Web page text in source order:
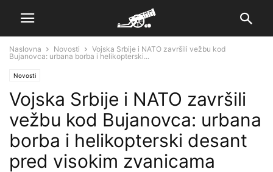
Naslovna Novosti
Vojska Srbije i NATO završili vežbu kod
Bujanovca: urbana borba i helikopterski...
Novosti
Vojska Srbije i NATO završili
vežbu kod Bujanovca: urbana
borba i helikopterski desant
pred visokim zvanicama